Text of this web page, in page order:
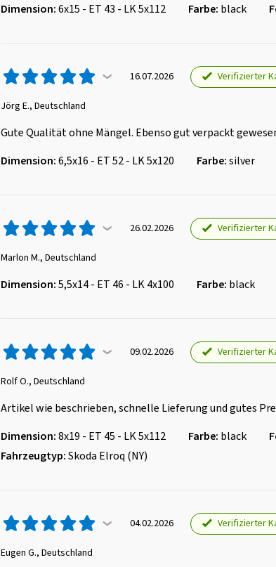
Dimension:6x15 - ET 43 - LK 5x112 Farbe: black
16.07.2026 Verifizierter
Jörg E., Deutschland
Gute Qualität ohne Mängel. Ebenso gut verpackt
Dimension:6,5x16 - ET 52 - LK 5x120 Farbe:silver
26.02.2026 Verifizierter
Marlon M., Deutschland
Dimension:5,5x14 - ET 46 - LK 4x100 Farbe: black
09.02.2026 Verifizierter
Rolf O., Deutschland
Artikel wie beschrieben, schnelle Lieferung und gutes
Dimension:8x19 - ET 45 - LK 5x112 Farbe: black
Fahrzeugtyp:Skoda Elroq (NY)
04.02.2026 Verifizierter
Eugen G., Deutschland